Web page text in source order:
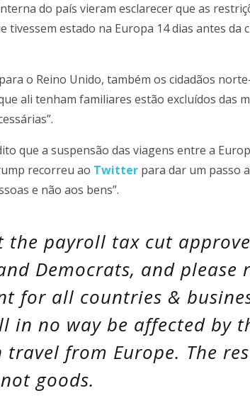
do país vieram esclarecer que as
tivessem estado na Europa 14 dias antes da
o Reino Unido, também os cidadãos
ali tenham familiares estão excluídos das
que a suspensão das viagens entre a
recorreu ao Twitter para dar um passo
e não aos bens”.
the payroll tax cut
Democrats, and please
for all countries &
in no way be affected by
from Europe. The
goods.